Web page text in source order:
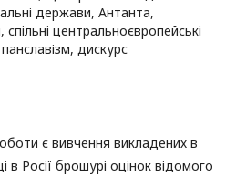
держави, Антанта,
центральноєвропейські
дискурс
є вивчення викладених в
в Росії брошурі оцінок відомого